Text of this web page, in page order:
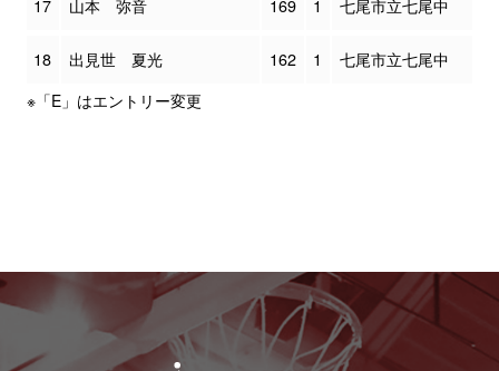
17 山本 弥音 169 1 七尾市立七尾中
18 出見世 夏光 162 1
七尾市立七尾中
※「E」はエントリー変更